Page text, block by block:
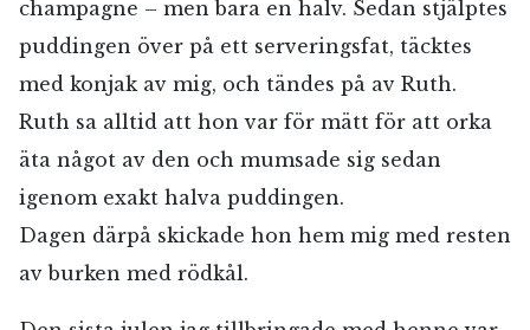
champagne – men bara en halv. Sedan stjälptes
puddingen över på ett serveringsfat, täcktes
med konjak av mig, och tändes på av Ruth.
Ruth sa alltid att hon var för mätt för att orka
äta något av den och mumsade sig sedan
igenom exakt halva puddingen.
Dagen därpå skickade hon hem mig med resten
av burken med rödkål.